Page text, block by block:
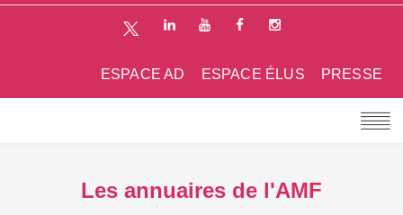
PRESSE
ESPACE ÉLUS
ESPACE AD
Les annuaires de l'AMF